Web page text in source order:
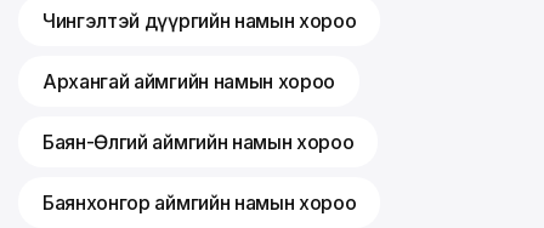
Чингэлтэй дүүргийн намын хороо
Архангай аймгийн намын хороо
Баян-Өлгий аймгийн намын хороо
Баянхонгор аймгийн намын хороо